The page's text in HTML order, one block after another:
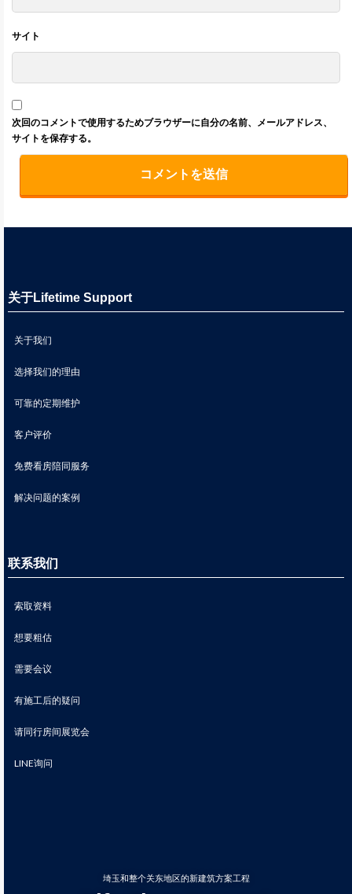
サイト
次回のコメントで使用するためブラウザーに自分の名前、メールアドレス、
サイトを保存する。
关于Lifetime Support
关于我们
选择我们的理由
可靠的定期维护
客户评价
免费看房陪同服务
解决问题的案例
联系我们
索取资料
想要粗估
需要会议
有施工后的疑问
请同行房间展览会
LINE询问
埼玉和整个关东地区的新建筑方案工程